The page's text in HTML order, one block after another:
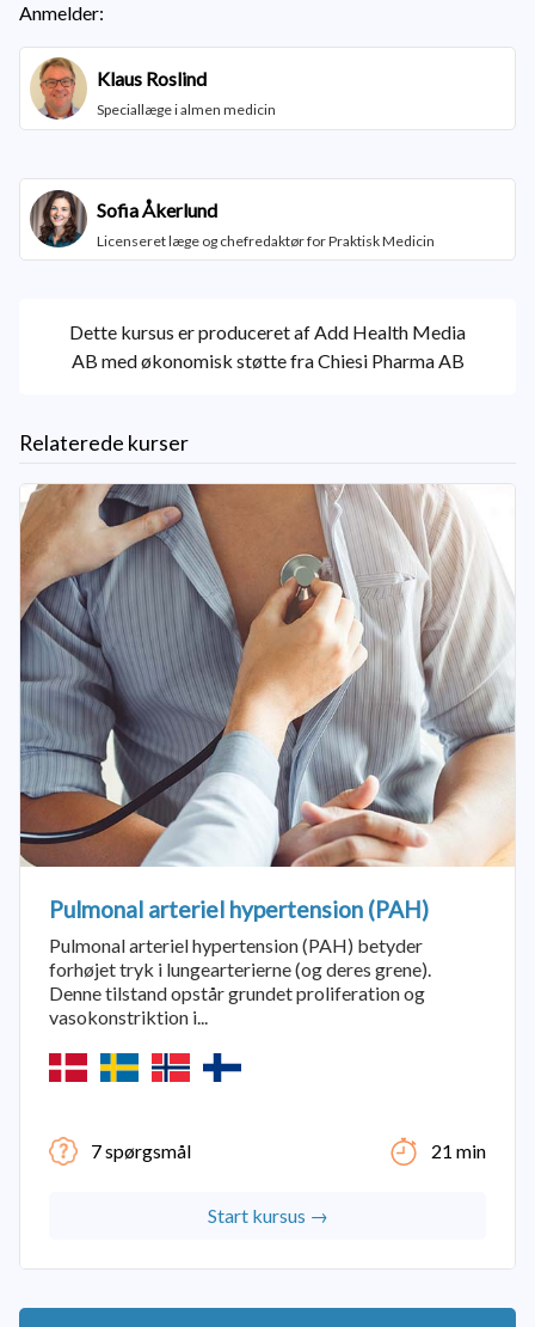
Anmelder:
Klaus Roslind
Speciallæge i almen medicin
Sofia Åkerlund
Licenseret læge og chefredaktør for Praktisk Medicin
Dette kursus er produceret af Add Health Media
AB med økonomisk støtte fra Chiesi Pharma AB
Relaterede kurser
Pulmonal arteriel hypertension (PAH)
Pulmonal arteriel hypertension (PAH) betyder
forhøjet tryk i lungearterierne (og deres grene).
Denne tilstand opstår grundet proliferation og
vasokonstriktion i...
7 spørgsmål 21 min
Start kursus →